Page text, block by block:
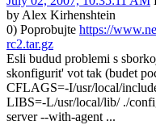
by Alex Kirhenshtein
0) Poprobujte https://
rc2.tar.gz
Esli budud problemi s
skonfigurit' vot tak (budet
CFLAGS=-I/usr/local/
LIBS=-L/usr/local/lib/ ./
server --with-agent ...